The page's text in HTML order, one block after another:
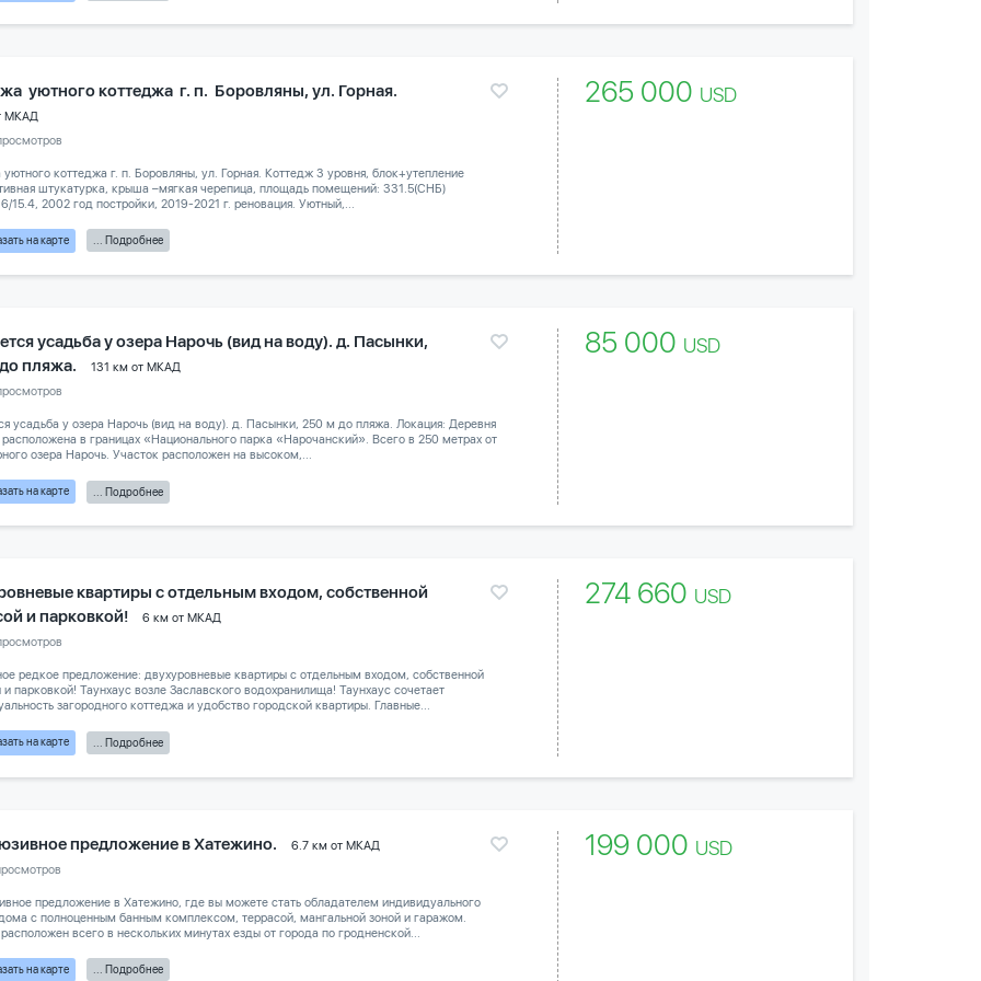
уютного коттеджа г. п. Боровляны, ул. Горная.
МКАД
коттеджа г. п. Боровляны, ул. Горная. Коттедж 3 уровня, блок+утепление
штукатурка, крыша –мягкая черепица, площадь помещений: 331.5(СНБ)
15.4, 2002 год постройки, 2019-2021 г. реновация. Уютный,...
на карте ... Подробнее
265 000 USD
усадьба у озера Нарочь (вид на воду). д. Пасынки,
пляжа.
131 км от МКАД
усадьба у озера Нарочь (вид на воду). д. Пасынки, 250 м до пляжа. Локация: Деревня
в границах «Национального парка «Нарочанский». Всего в 250 метрах от
озера Нарочь. Участок расположен на высоком,...
на карте ... Подробнее
85 000 USD
квартиры с отдельным входом, собственной
и парковкой!
6 км от МКАД
редкое предложение: двухуровневые квартиры с отдельным входом, собственной
и парковкой! Таунхаус возле Заславского водохранилища! Таунхаус сочетает
загородного коттеджа и удобство городской квартиры. Главные...
на карте ... Подробнее
274 660 USD
предложение в Хатежино.
6.7 км от МКАД
предложение в Хатежино, где вы можете стать обладателем индивидуального
с полноценным банным комплексом, террасой, мангальной зоной и гаражом.
всего в нескольких минутах езды от города по гродненской...
на карте ... Подробнее
199 000 USD